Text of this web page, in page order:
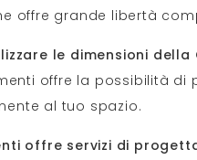
offre grande libertà
le dimensioni della
offre la possibilità
al tuo spazio.
offre servizi di